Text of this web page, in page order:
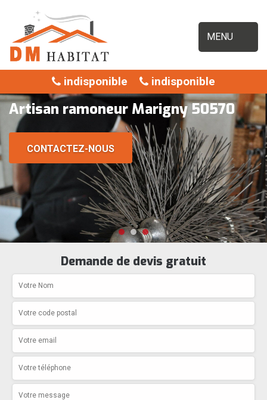
MENU
indisponible indisponible
Artisan ramoneur Marigny 50570
CONTACTEZ-NOUS
Demande de devis gratuit